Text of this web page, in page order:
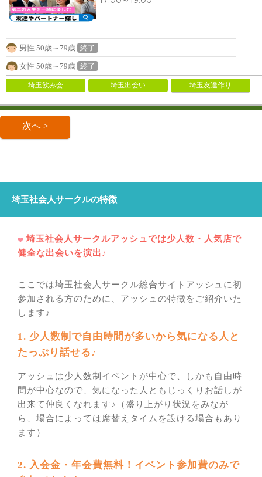
男性 50歳～79歳 終了
女性 50歳～79歳 終了
埼玉飲み会 埼玉出会い 埼玉友達作り
次へ >
埼玉社会人サークルの特徴
埼玉社会人サークルアッシュでは少人数・人気店で
健全な出会いを演出♪
ここでは埼玉社会人サークル総合サイトアッシュに初
参加される方のために、アッシュの特徴をご紹介いた
します♪
1. 少人数制で自由時間が多いから気になる人と
たっぷり話せる♪
アッシュは少人数制イベントが中心で、しかも自由時
間が中心なので、気になった人ともじっくりお話しが
出来て仲良くなれます♪（盛り上がり状況をみなが
ら、場合によっては席替えタイムを設ける場合もあり
ます）
2. 入会金・年会費無料！イベント参加費のみで